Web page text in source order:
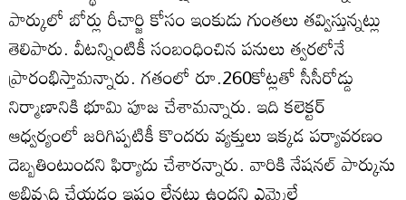
పార్కులో బోర్లు రీచార్జి కోసం ఇంకుడు గుంతలు తవ్విస్తున్నట్లు
తెలిపారు. వీటన్నింటికీ సంబంధించిన పనులు త్వరలోనే
ప్రారంభిస్తామన్నారు. గతంలో రూ.260కోట్లతో సీసీరోడ్డు
నిర్మాణానికి భూమి పూజ చేశామన్నారు. ఇది కలెక్టర్‌
ఆధ్వర్యంలో జరిగిప్పటికీ కొందరు వ్యక్తులు ఇక్కడ పర్యావరణం
దెబ్బతింటుందని ఫిర్యాదు చేశారన్నారు. వారికి నేషనల్‌ పార్కును